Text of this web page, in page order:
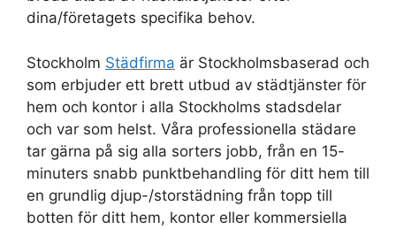
dina/företagets specifika behov.
Stockholm Städfirma är Stockholmsbaserad och
som erbjuder ett brett utbud av städtjänster för
hem och kontor i alla Stockholms stadsdelar
och var som helst. Våra professionella städare
tar gärna på sig alla sorters jobb, från en 15-
minuters snabb punktbehandling för ditt hem till
en grundlig djup-/storstädning från topp till
botten för ditt hem, kontor eller kommersiella